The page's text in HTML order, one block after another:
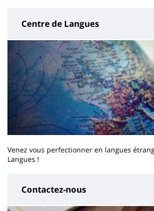
Centre de Langues
Venez vous perfectionner en langues
Langues !
Contactez-nous